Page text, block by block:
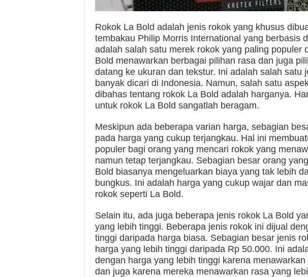
Rokok La Bold adalah jenis rokok yang khusus
tembakau Philip Morris International yang berbasis
adalah salah satu merek rokok yang paling populer
Bold menawarkan berbagai pilihan rasa dan juga
datang ke ukuran dan tekstur. Ini adalah salah satu
banyak dicari di Indonesia. Namun, salah satu
dibahas tentang rokok La Bold adalah harganya.
untuk rokok La Bold sangatlah beragam.
Meskipun ada beberapa varian harga, sebagian
pada harga yang cukup terjangkau. Hal ini
populer bagi orang yang mencari rokok yang
namun tetap terjangkau. Sebagian besar orang
Bold biasanya mengeluarkan biaya yang tak lebih
bungkus. Ini adalah harga yang cukup wajar dan
rokok seperti La Bold.
Selain itu, ada juga beberapa jenis rokok La Bold
yang lebih tinggi. Beberapa jenis rokok ini dijual
tinggi daripada harga biasa. Sebagian besar jenis
harga yang lebih tinggi daripada Rp 50.000. Ini
dengan harga yang lebih tinggi karena
dan juga karena mereka menawarkan rasa yang